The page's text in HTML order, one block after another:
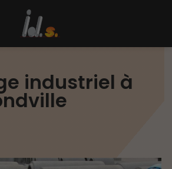
industriel à